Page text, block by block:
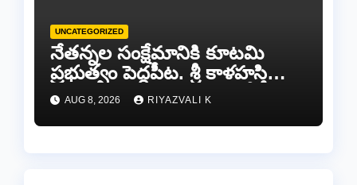
UNCATEGORIZED
నేతన్నల సంక్షేమానికి కూటమి
ప్రభుత్వం పెద్దపీట. శ్రీ కాళహస్తి
ఎమ్మెల్యే బొజ్జల వెంకట సుధీర్ రెడ్డి.
AUG 8, 2026 RIYAZVALI K